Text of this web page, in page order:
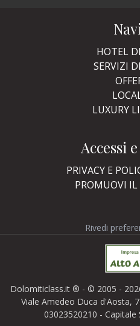
HOTEL
SERVIZI
LUXURY
Accessi
PRIVACY E
PROMUOVI
Rivedi
Dolomiticlass.it ® - © 2005 -
Viale Amedeo Duca d'Aosta,
03023520210 - Capitale